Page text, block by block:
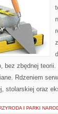
bez zbędnej
Rdzeniem
stolarskiej oraz
I PARKI